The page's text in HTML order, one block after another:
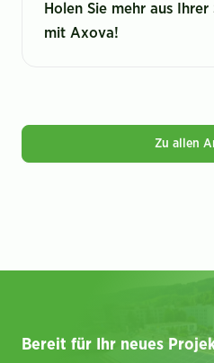
Holen Sie mehr aus
mit Axova!
Zu allen
Bereit für Ihr neues